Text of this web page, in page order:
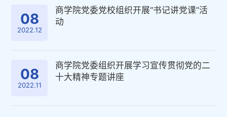
08
2022.12
商学院党委党校组织开展“书记讲党课”活
动
08
2022.11
商学院党委组织开展学习宣传贯彻党的二
十大精神专题讲座